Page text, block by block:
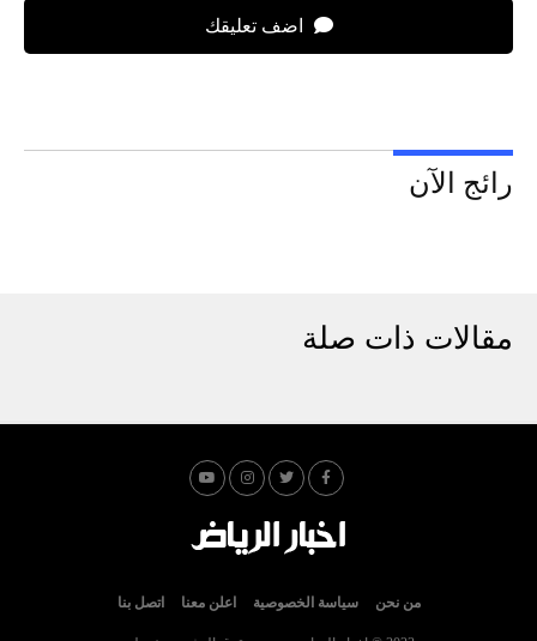
اضف تعليقك
رائج الآن
مقالات ذات صلة
من نحن سياسة الخصوصية اعلن معنا اتصل بنا